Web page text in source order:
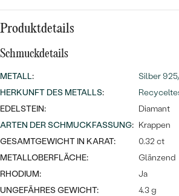
Wave
NACH DER FARBE
NACH DER FORM
DIAMANTEN
Ohrrinnge
ANSEHEN
Halsketten
ANSEHEN
Ringe
ANSEHEN
Produktdetails
Schmuckdetails
METALL:
Silber
HERKUNFT DES METALLS:
EDELSTEIN:
Diamant
ARTEN DER SCHMUCKFASSUNG: Krappen
GESAMTGEWICHT IN KARAT:
0.32 ct
METALLOBERFLÄCHE:
Glänzend
RHODIUM:
Ja
UNGEFÄHRES GEWICHT:
4.3 g